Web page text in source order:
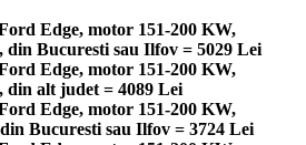
Edge, motor 151-200 KW,
din Bucuresti sau Ilfov = 5029 Lei
Edge, motor 151-200 KW,
din alt judet = 4089 Lei
Edge, motor 151-200 KW,
Bucuresti sau Ilfov = 3724 Lei